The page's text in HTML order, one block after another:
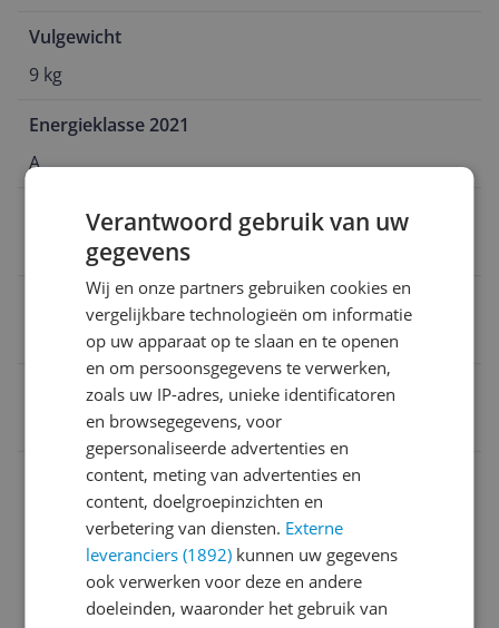
Vulgewicht
9 kg
Energieklasse 2021
A
Toerental
1.360 Hz
Type wasmachine
Voorlader
8806091077608
Algemeen
Capaciteit
Droogkenmerken
Energie
Verantwoord gebruik van uw
gegevens
Wij en onze partners gebruiken cookies en
vergelijkbare technologieën om informatie
op uw apparaat op te slaan en te openen
en om persoonsgegevens te verwerken,
zoals uw IP-adres, unieke identificatoren
en browsegegevens, voor
gepersonaliseerde advertenties en
content, meting van advertenties en
content, doelgroepinzichten en
verbetering van diensten. Externe
leveranciers (1892) kunnen uw gegevens
ook verwerken voor deze en andere
doeleinden, waaronder het gebruik van